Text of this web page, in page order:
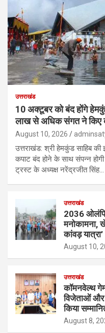
उत्तराखंड
10 अक्टूबर को बंद होंगे
लाख से अधिक संगत ने किए
August 10, 2026
उत्तराखंड: श्री हेमकुंड साहिब की
कपाट बंद होने के साथ संपन्न
ट्रस्ट के अध्यक्ष नरेंद्रजीत सिंह…
उत्तराखंड
2036
मनोकामना,
कांवड़ यात्रा’
August 10,
उत्तराखंड
कॉमनवेल्थ
विजेताओं और
किया
August 8,